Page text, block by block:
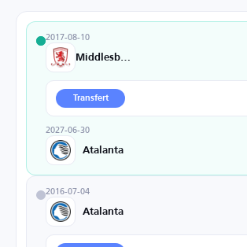
2017-08-10
Transfert
2027-06-30
Atalanta
2016-07-04
Atalanta